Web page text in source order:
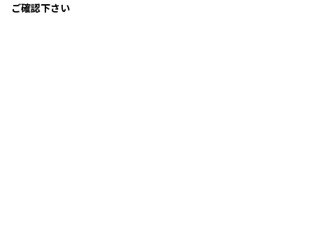
ご確認下さい